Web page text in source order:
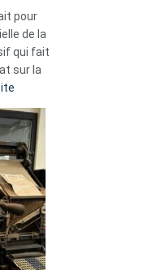
pour
de la
qui fait
sur la
Eurovision
2026
:
Pays-
Bas,
Espagne,
Irlande
et
Slovénie